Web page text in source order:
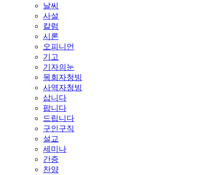
날씨
사설
칼럼
시론
오피니언
기고
기자의눈
목회자청빙
사역자청빙
삽니다
팝니다
드립니다
구인구직
설교
세미나
간증
찬양